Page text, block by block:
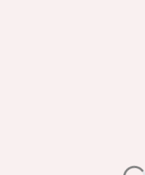
BUK